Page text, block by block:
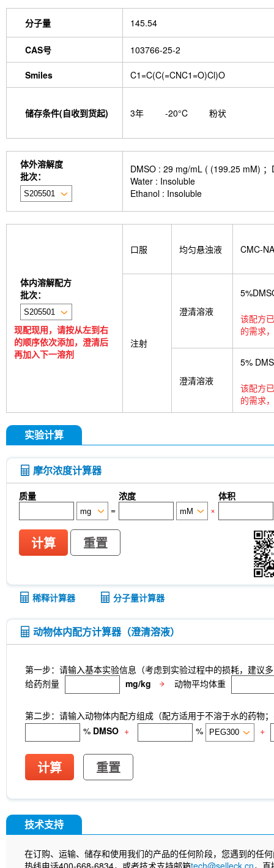
分子量 145.54
CAS号 103766-25-2
Smiles C1=C(C(=CNC1=O)Cl)O
储存条件(自收到货起) 3年 -20°C 粉状
体外溶解度
批次：
DMSO : 29 mg/mL ( (199.25 mM)
Water : Insoluble
Ethanol : Insoluble
体内溶解配方
批次：
现配现用，请按从左到右
的顺序依次添加，澄清后
再加入下一溶剂
口服 均匀悬浊液 CMC-NA
注射
澄清溶液
该配方
的需求
澄清溶液
5%
该配方
的需求
实验计算
摩尔浓度计算器
质量 浓度
体积
=
×
计算 重置
稀释计算器 分子量计算器
动物体内配方计算器（澄清溶液）
第一步：请输入基本实验信息（考虑到实验过程中的损耗，建议
给药剂量
mg/kg 动物平均体重
第二步：请输入动物体内配方组成（配方适用于不溶于水的药物
% DMSO + % +
计算 重置
技术支持
在订购、运输、储存和使用我们的产品的任何阶段，您遇到的任
热线电话400-668-6834，或者技术支持邮箱tech@selleck.cn，